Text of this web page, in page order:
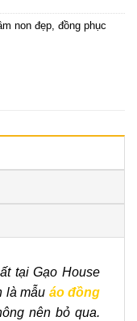
non đẹp, đồng phục
tại Gạo House
là mẫu áo đồng
nên bỏ qua.